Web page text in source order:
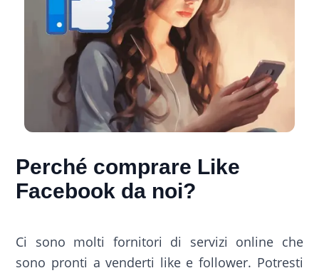
Perché comprare Like
Facebook da noi?
Ci sono molti fornitori di servizi online che
sono pronti a venderti like e follower. Potresti